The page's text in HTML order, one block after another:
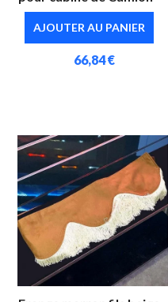
AJOUTER AU PANIER
66,84 €